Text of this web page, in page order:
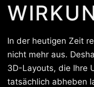
In der heutigen Zeit
nicht mehr aus.
3D-Layouts, die Ihre
tatsächlich abheben